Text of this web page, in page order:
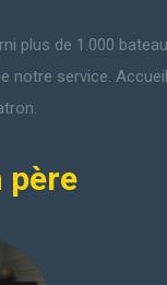
plus de 1.000
notre service.
père